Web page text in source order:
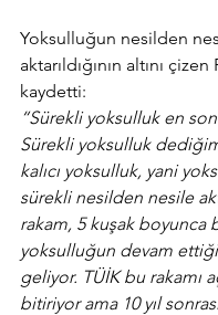
Yoksulluğun nesilden
aktarıldığının altını
kaydetti:
“Sürekli yoksulluk en
Sürekli yoksulluk
kalıcı yoksulluk, yani
sürekli nesilden nesile
rakam, 5 kuşak boyunca
yoksulluğun devam
geliyor. TÜİK bu rakamı
bitiriyor ama 10 yıl